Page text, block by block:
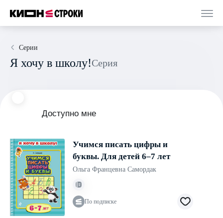
Серии
Я хочу в школу! Серия
Доступно мне
Учимся писать цифры и
буквы. Для детей 6–7 лет
Ольга Францевна Самордак
По подписке